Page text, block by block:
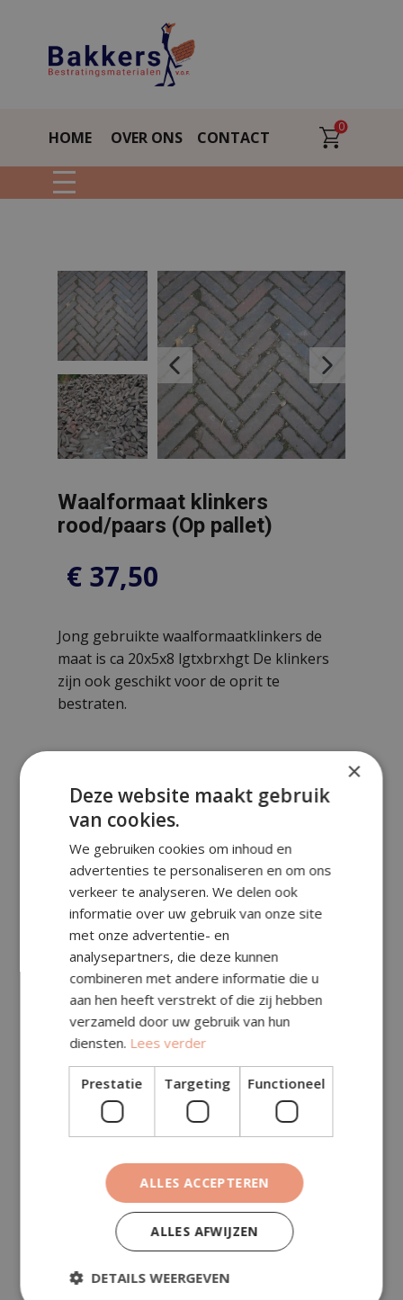
HOME CONTACT
OVER ONS
0
Waalformaat klinkers
rood/paars (Op pallet)
€ 37,50
Jong gebruikte waalformaatklinkers de
maat is ca 20x5x8 lgtxbrxhgt De klinkers
zijn ook geschikt voor de oprit te
bestraten.
Prijsberekening
Aantal m²:
Subtotaal (excl. btw)
Specificatie (in subtotaal, excl. btw):
Toeslagen (excl. btw) €4,00
Transportkosten (excl.
Deze kosten zitten al in het subtotaal hierboven.
BTW (21%) €38,95
Totaal (incl. btw) €224,45
×
Deze website maakt gebruik
van cookies.
We gebruiken cookies om inhoud en
advertenties te personaliseren en om ons
verkeer te analyseren. We delen ook
informatie over uw gebruik van onze site
met onze advertentie- en
analysepartners, die deze kunnen
combineren met andere informatie die u
aan hen heeft verstrekt of die zij hebben
verzameld door uw gebruik van hun
diensten. Lees verder
Prestatie Targeting Functioneel
ALLES ACCEPTEREN
ALLES AFWIJZEN
DETAILS WEERGEVEN